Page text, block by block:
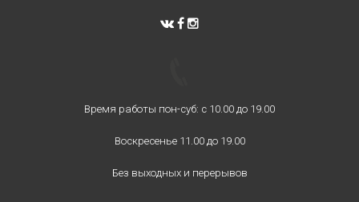
Время работы пон-суб: с 10.00 до 19.00
Воскресенье 11.00 до 19.00
Без выходных и перерывов